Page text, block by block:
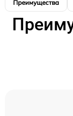
Преимущества